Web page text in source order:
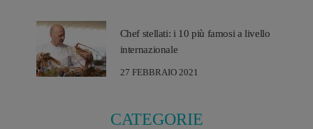
Chef stellati: i 10 più famosi a livello
internazionale
27 FEBBRAIO 2021
CATEGORIE